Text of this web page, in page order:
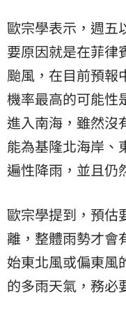
歐宗學表示，週五
要原因就是在菲律
颱風，在目前預報
機率最高的可能性
進入南海，雖然沒
能為基隆北海岸、
遍性降雨，並且仍
歐宗學提到，預估
離，整體雨勢才會
始東北風或偏東風
的多雨天氣，務必